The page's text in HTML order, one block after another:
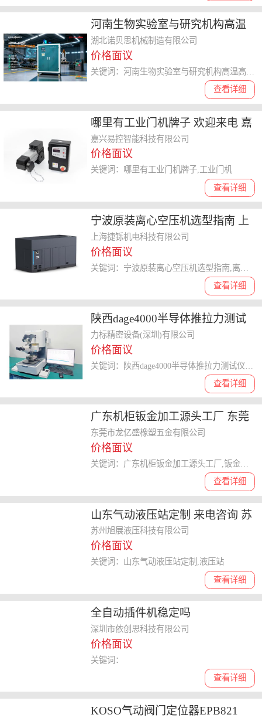
河南生物实验室与研究机构高温
高压蒸汽发生器安全吗 湖北诺贝
思机械供应
湖北诺贝思机械制造有限公司
价格面议
查看详细
关键词：河南生物实验室与研究机构高温高压蒸汽发生器安全吗,高温高压蒸汽发生器
哪里有工业门机牌子 欢迎来电 嘉
兴易控智能科技供应
嘉兴易控智能科技有限公司
价格面议
查看详细
关键词：哪里有工业门机牌子,工业门机
宁波原装离心空压机选型指南 上
海捷铄机电科技供应
上海捷铄机电科技有限公司
价格面议
查看详细
陕西dage4000半导体推拉力测试
仪参数 12年厂家 力标精密设备供
应
力标精密设备(深圳)有限公司
价格面议
查看详细
广东机柜钣金加工源头工厂 东莞
市龙亿盛橡塑五金供应
东莞市龙亿盛橡塑五金有限公司
价格面议
查看详细
山东气动液压站定制 来电咨询 苏
州旭展液压科技供应
苏州旭展液压科技有限公司
价格面议
查看详细
关键词：山东气动液压站定制,液压站
全自动插件机稳定吗
深圳市依创思科技有限公司
价格面议
查看详细
关键词：
KOSO气动阀门定位器EPB821